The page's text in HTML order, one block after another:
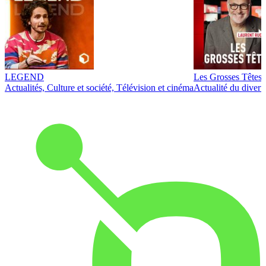
LEGEND
Actualités, Culture et société, Télévision et cinéma
Les Grosses Têtes
Actualité du